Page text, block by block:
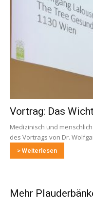
Vortrag: Das
Medizinisch und
des Vortrags von Dr.
> Weiterlesen
Mehr